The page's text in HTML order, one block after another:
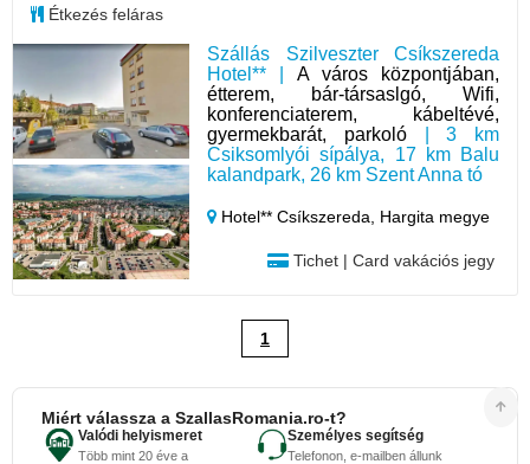
Szállás Szilveszter Csíkszereda
Hotel** | A város központjában,
étterem, bár-társaslgó, Wifi,
konferenciaterem, kábeltévé,
gyermekbarát, parkoló| 3 km
Csiksomlyói sípálya, 17 km Balu
kalandpark, 26 km Szent Anna tó
Hotel** Csíkszereda, Hargita megye
Tichet | Card vakációs jegy
Étkezés feláras
1
Miért válassza a SzallasRomania.ro-t?
Valódi helyismeret
Több mint 20 éve a
Személyes segítség
Telefonon, e-mailben állunk